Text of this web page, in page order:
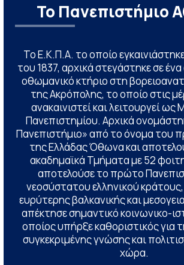
Το Πανεπιστήμιο
Το Ε.Κ.Π.Α. το οποίο
του 1837, αρχικά στεγάστηκε σε ένα
οθωμανικό κτήριο στη
της Ακρόπολης, το οποίο στις
ανακαινιστεί και λειτουργεί ως
Πανεπιστημίου. Αρχικά
Πανεπιστήμιο» από το όνομα του
της Ελλάδας Όθωνα και
ακαδημαϊκά Τμήματα με 52
αποτελούσε το πρώτο
νεοσύστατου ελληνικού
ευρύτερης βαλκανικής και
απέκτησε σημαντικό κοινωνικο-
οποίος υπήρξε καθοριστικός για
συγκεκριμένης γνώσης και
χώρα.